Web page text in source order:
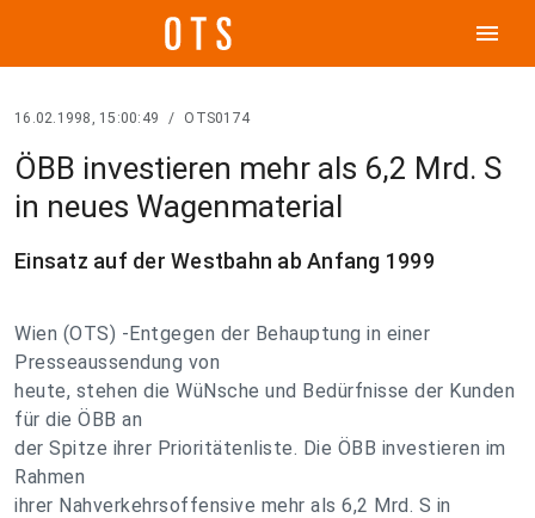
menu
16.02.1998, 15:00:49 / OTS0174
ÖBB investieren mehr als 6,2 Mrd. S
in neues Wagenmaterial
Einsatz auf der Westbahn ab Anfang 1999
Wien (OTS) -Entgegen der Behauptung in einer
Presseaussendung von
heute, stehen die WüNsche und Bedürfnisse der Kunden
für die ÖBB an
der Spitze ihrer Prioritätenliste. Die ÖBB investieren im
Rahmen
ihrer Nahverkehrsoffensive mehr als 6,2 Mrd. S in